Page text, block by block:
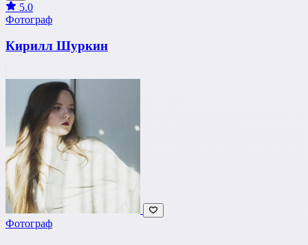
5.0
Фотограф
Кирилл Шуркин
Фотограф